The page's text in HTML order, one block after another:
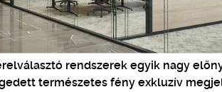
rendszerek egyik nagy
természetes fény exkluzív